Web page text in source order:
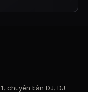
chuyên bàn DJ, DJ